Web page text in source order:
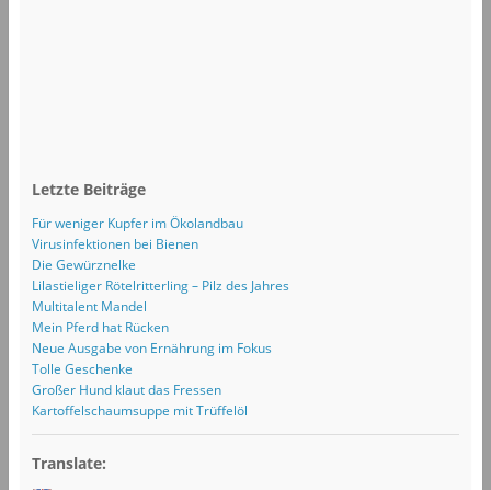
Letzte Beiträge
Für weniger Kupfer im Ökolandbau
Virusinfektionen bei Bienen
Die Gewürznelke
Lilastieliger Rötelritterling – Pilz des Jahres
Multitalent Mandel
Mein Pferd hat Rücken
Neue Ausgabe von Ernährung im Fokus
Tolle Geschenke
Großer Hund klaut das Fressen
Kartoffelschaumsuppe mit Trüffelöl
Translate: